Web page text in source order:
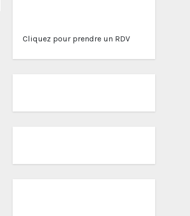
Cliquez pour prendre un RDV